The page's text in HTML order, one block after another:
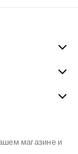
магазине и